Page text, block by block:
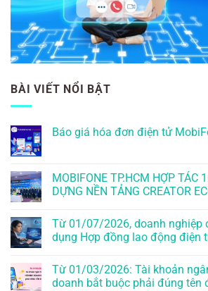
BÀI VIẾT NỔI BẬT
Báo giá hóa đơn điện tử
MOBIFONE TP.HCM HỢP TÁC
DỰNG NỀN TẢNG CREATOR
Từ 01/07/2026, doanh nghiệp
dụng Hợp đồng lao động điện
Từ 01/03/2026: Tài khoản
doanh bắt buộc phải đúng tên